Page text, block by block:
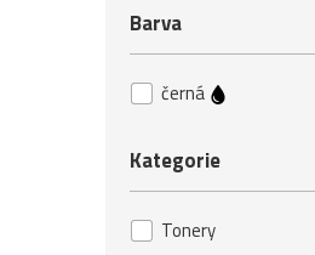
Barva
černá
Kategorie
Tonery